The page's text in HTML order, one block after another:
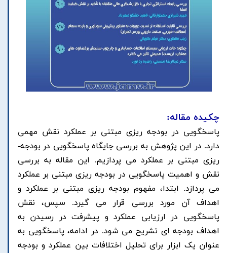
چکیده مقاله:
پاسخگویی در بودجه ریزی مبتنی بر عملکرد نقش مهمی
دارد. در این پژوهش به بررسی جایگاه پاسخگویی در بودجه-
ریزی مبتنی بر عملکرد می پردازیم. این مقاله به بررسی
نقش و اهمیت پاسخگویی در بودجه ریزی مبتنی بر عملکرد
می پردازد. ابتدا، مفهوم بودجه ریزی مبتنی بر عملکرد و
اهداف آن مورد بررسی قرار می گیرد. سپس، نقش
پاسخگویی در ارزیابی عملکرد و پیشرفت در رسیدن به
اهداف بودجه ای تشریح می شود. در ادامه، پاسخگویی به
عنوان یک ابزار برای تحلیل اختلافات بین عملکرد و بودجه